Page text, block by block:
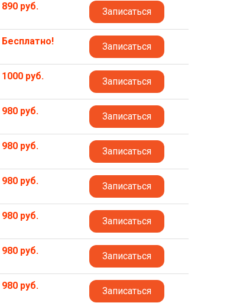
890 руб. Записаться
Бесплатно! Записаться
1000 руб. Записаться
980 руб. Записаться
980 руб. Записаться
980 руб. Записаться
980 руб. Записаться
980 руб. Записаться
980 руб. Записаться